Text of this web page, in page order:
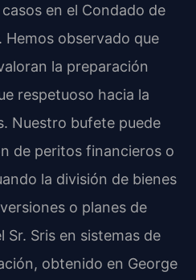
en el Condado de
Hemos observado que
la preparación
respetuoso hacia la
Nuestro bufete puede
de peritos financieros o
la división de bienes
o planes de
Sris en sistemas de
obtenido en George